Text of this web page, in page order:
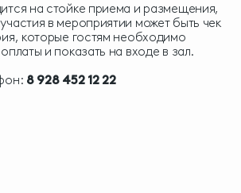
на стойке приема и размещения,
в мероприятии может быть чек
которые гостям необходимо
и показать на входе в зал.
8 928 452 12 22